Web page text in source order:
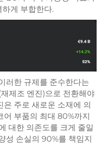
게 부합한다.
러한 규제를 준수한다는
제조 엔진)으로 전환해야
은 주로 새로운 소재에 의
어 부품의 최대 80%까지
대한 의존도를 크게 줄일
성 손실의 90%를 책임지